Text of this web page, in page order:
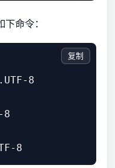
命令：
8
8
复制